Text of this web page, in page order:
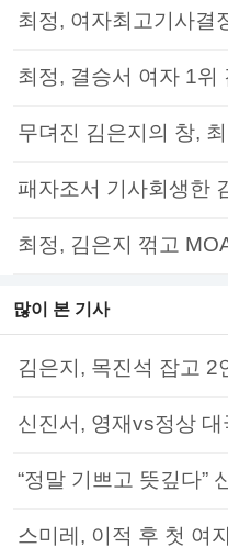
최정, 여자최고기사
최정, 결승서 여자 1
무뎌진 김은지의 창,
패자조서 기사회생한
최정, 김은지 꺾고
많이 본 기사
김은지, 목진석 잡고 2
신진서, 영재vs정상
“정말 기쁘고 뜻깊다”
스미레, 이적 후 첫 여